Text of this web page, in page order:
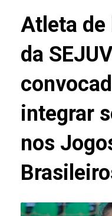
Atleta de
da
integrar
nos